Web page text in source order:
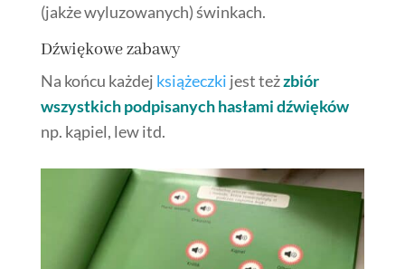
(jakże wyluzowanych) świnkach.
Dźwiękowe zabawy
Na końcu każdej książeczki jest teżzbiór
wszystkich podpisanych hasłami dźwięków
np. kąpiel, lew itd.